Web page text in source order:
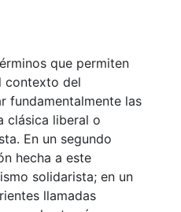
que permiten
contexto del
fundamentalmente las
clásica liberal o
En un segundo
hecha a este
solidarista; en un
llamadas